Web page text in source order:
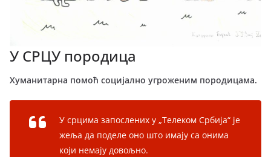
У СРЦУ породица
Хуманитарна помоћ социјално угроженим породицама.
У срцима запослених у „Телеком Србија“ је
жеља да поделе оно што имају са онима
који немају довољно.